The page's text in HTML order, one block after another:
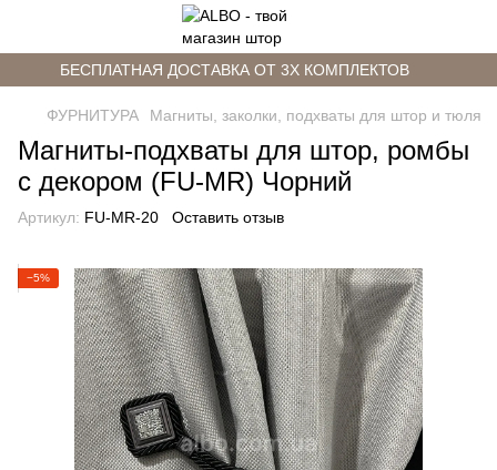
БЕСПЛАТНАЯ ДОСТАВКА ОТ 3Х КОМПЛЕКТОВ
ФУРНИТУРА Магниты, заколки, подхваты для штор и тюля
Магниты-подхваты для штор, ромбы
с декором (FU-MR) Чорний
Артикул: FU-MR-20 Оставить отзыв
−5%